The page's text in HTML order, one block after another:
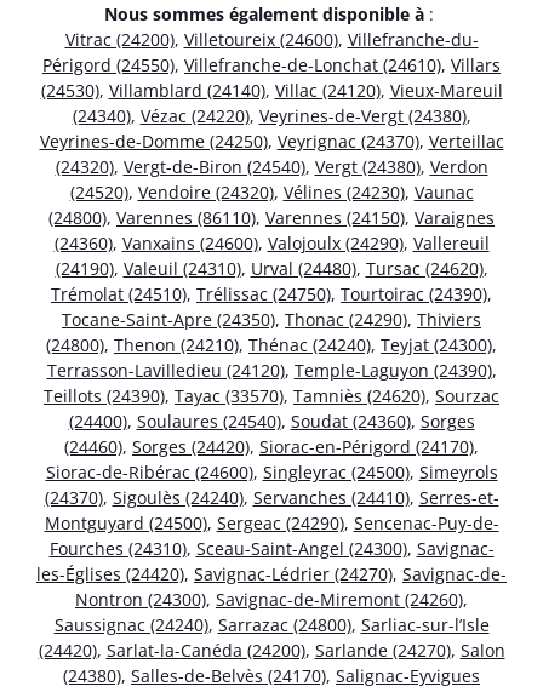
Nous sommes également disponible à :
Vitrac (24200), Villetoureix (24600), Villefranche-du-
Périgord (24550), Villefranche-de-Lonchat (24610), Villars
(24530), Villamblard (24140), Villac (24120), Vieux-Mareuil
(24340), Vézac (24220), Veyrines-de-Vergt (24380),
Veyrines-de-Domme (24250), Veyrignac (24370), Verteillac
(24320), Vergt-de-Biron (24540), Vergt (24380), Verdon
(24520), Vendoire (24320), Vélines (24230), Vaunac
(24800), Varennes (86110), Varennes (24150), Varaignes
(24360), Vanxains (24600), Valojoulx (24290), Vallereuil
(24190), Valeuil (24310), Urval (24480), Tursac (24620),
Trémolat (24510), Trélissac (24750), Tourtoirac (24390),
Tocane-Saint-Apre (24350), Thonac (24290), Thiviers
(24800), Thenon (24210), Thénac (24240), Teyjat (24300),
Terrasson-Lavilledieu (24120), Temple-Laguyon (24390),
Teillots (24390), Tayac (33570), Tamniès (24620), Sourzac
(24400), Soulaures (24540), Soudat (24360), Sorges
(24460), Sorges (24420), Siorac-en-Périgord (24170),
Siorac-de-Ribérac (24600), Singleyrac (24500), Simeyrols
(24370), Sigoulès (24240), Servanches (24410), Serres-et-
Montguyard (24500), Sergeac (24290), Sencenac-Puy-de-
Fourches (24310), Sceau-Saint-Angel (24300), Savignac-
les-Églises (24420), Savignac-Lédrier (24270), Savignac-de-
Nontron (24300), Savignac-de-Miremont (24260),
Saussignac (24240), Sarrazac (24800), Sarliac-sur-l’Isle
(24420), Sarlat-la-Canéda (24200), Sarlande (24270), Salon
(24380), Salles-de-Belvès (24170), Salignac-Eyvigues